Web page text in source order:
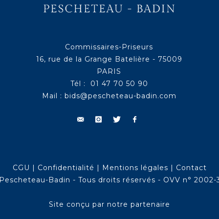
Commissaires-Priseurs
16, rue de la Grange Batelière - 75009
PARIS
Tél : 01 47 70 50 90
Mail : bids@pescheteau-badin.com
CGU | Confidentialité | Mentions légales | Contact
Badin - Tous droits réservés - OVV n° 2002-
Site conçu par notre partenaire